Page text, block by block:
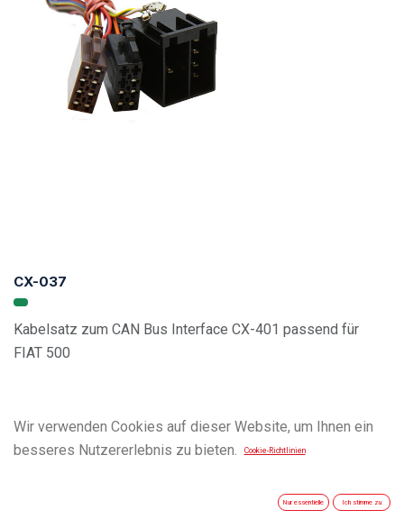
CX-037
Kabelsatz zum CAN Bus Interface CX-401 passend für
FIAT 500
Vehicle Compatibility List
Wir verwenden Cookies auf dieser Website, um Ihnen ein
besseres Nutzererlebnis zu bieten.
Cookie-Richtlinien
Nur essentielle Ich stimme zu